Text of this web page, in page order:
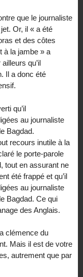
que le journaliste
Or, il « a été
et des côtes
à la jambe » a
qu’il
Il a donc été
qu’il
au journaliste
Bagdad.
recours inutile à la
le porte-parole
tout en assurant ne
été frappé et qu’il
au journaliste
Bagdad. Ce qui
des Anglais.
clémence du
Mais il est de votre
autrement que par